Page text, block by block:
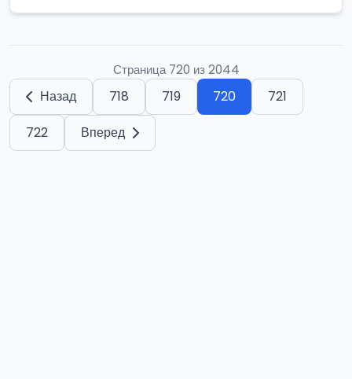
Страница 720 из 2044
Назад 718 719 720
721
722
Вперед